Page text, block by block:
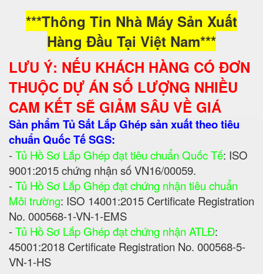
***Thông Tin Nhà Máy Sản Xuất
Hàng Đầu Tại Việt Nam***
LƯU Ý: NẾU KHÁCH HÀNG CÓ ĐƠN
THUỘC DỰ ÁN SỐ LƯỢNG NHIỀU
CAM KẾT SẼ GIẢM SÂU VỀ GIÁ
Sản phẩm Tủ Sắt Lắp Ghép sản xuất theo tiêu
chuẩn Quốc Tế SGS:
-Tủ Hồ Sơ Lắp Ghép đạt tiêu chuẩn Quốc Tế: ISO
9001:2015 chứng nhận số VN16/00059.
-Tủ Hồ Sơ Lắp Ghép đạt chứng nhận tiêu chuẩn
Môi trường: ISO 14001:2015 Certificate Registration
No. 000568-1-VN-1-EMS
-Tủ Hồ Sơ Lắp Ghép đạt chứng nhận ATLĐ:
45001:2018 Certificate Registration No. 000568-5-
VN-1-HS